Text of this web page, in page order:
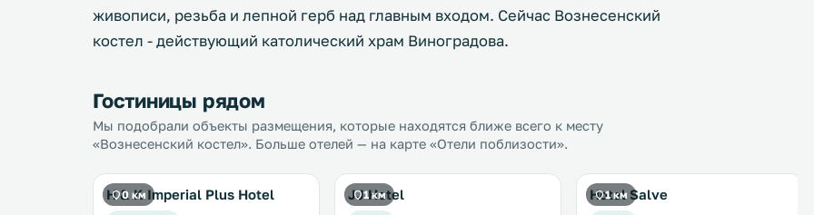
живописи, резьба и лепной герб над главным входом. Сейчас Вознесенский
костел - действующий католический храм Виноградова.
Гостиницы рядом
Мы подобрали объекты размещения, которые находятся ближе всего к месту
«Вознесенский костел». Больше отелей — на карте «Отели поблизости».
0 км
H & K Imperial Plus Hotel 1 км
JJ Hotel 1 км
Hotel Salve